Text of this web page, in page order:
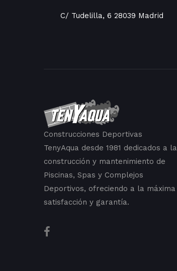
C/ Tudelilla, 6 28039 Madrid
Construcciones Deportivas
TenyAqua desde 1981 dedicados a la
construcción y mantenimiento de
Piscinas, Spas y Complejos
Deportivos, ofreciendo a la máxima
satisfacción y garantía.